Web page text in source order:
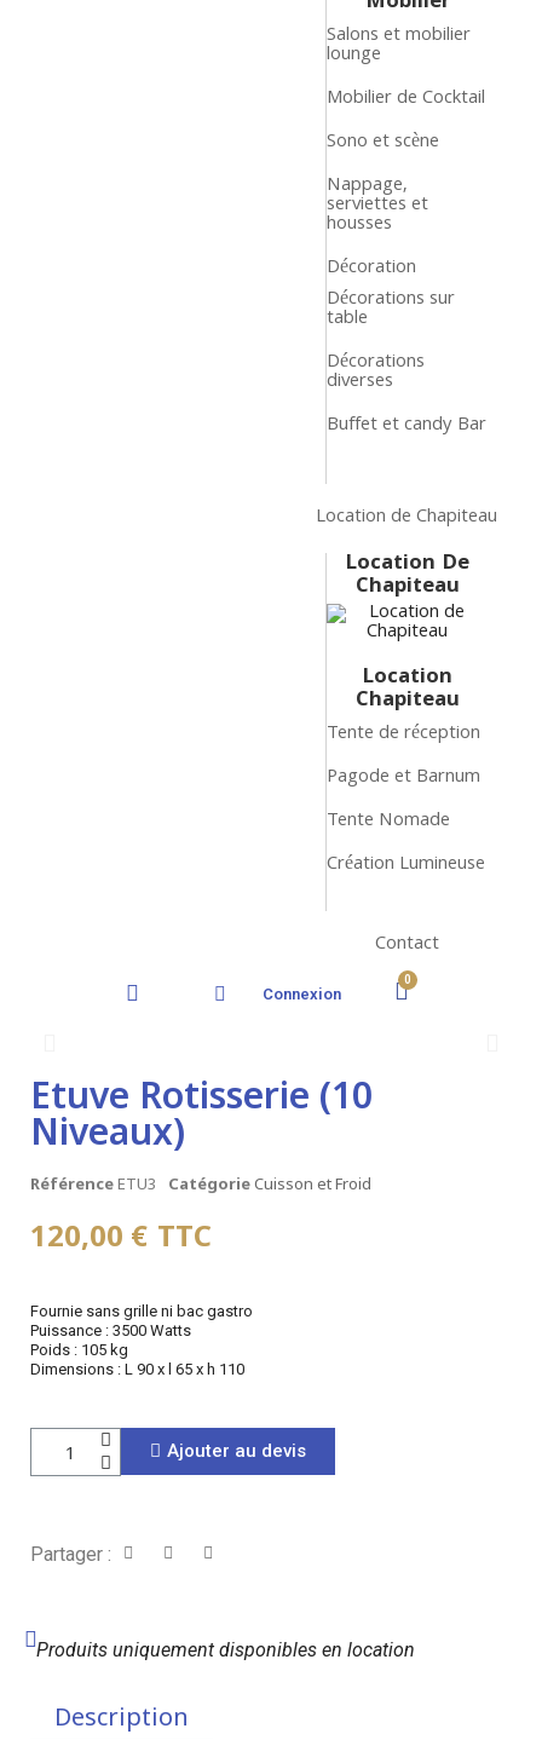
Salons et mobilier
lounge
Mobilier de Cocktail
Sono et scène
Nappage,
serviettes et
housses
Décoration
Décorations sur
table
Décorations
diverses
Buffet et candy Bar
Location de Chapiteau
Location De
Chapiteau
Location
Chapiteau
Tente de réception
Pagode et Barnum
Tente Nomade
Création Lumineuse
Contact
Connexion
Etuve Rotisserie (10
Niveaux)
RéférenceETU3 CatégorieCuisson et Froid
120,00 € TTC
Fournie sans grille ni bac gastro
Puissance : 3500 Watts
Poids : 105 kg
Dimensions : L 90 x l 65 x h 110
Ajouter au devis
Partager :
Produits uniquement disponibles en location
Description